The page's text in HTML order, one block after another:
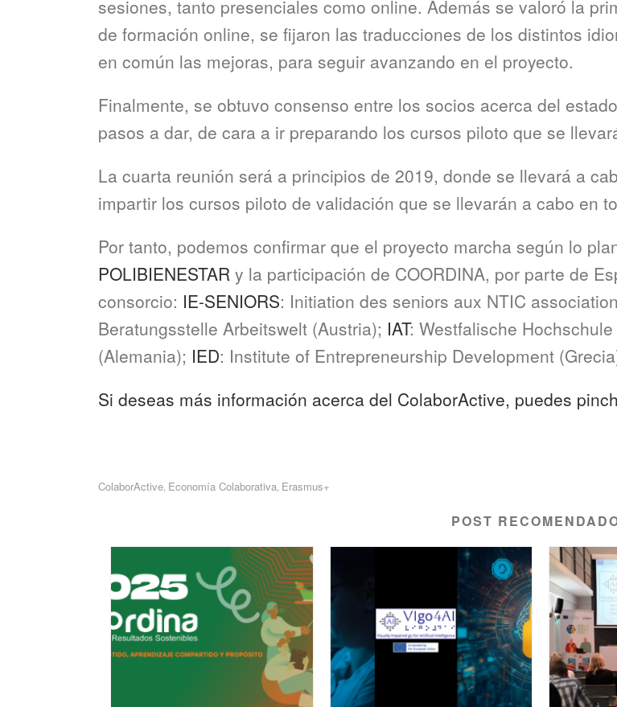
sesiones, tanto presenciales como online. Además se valoró la
de formación online, se fijaron las traducciones de los distintos
en común las mejoras, para seguir avanzando en el proyecto.
Finalmente, se obtuvo consenso entre los socios acerca del
pasos a dar, de cara a ir preparando los cursos piloto que se
La cuarta reunión será a principios de 2019, donde se llevará a
impartir los cursos piloto de validación que se llevarán a cabo en
Por tanto, podemos confirmar que el proyecto marcha según lo
POLIBIENESTAR y la participación de COORDINA, por parte de
consorcio: IE-SENIORS: Initiation des seniors aux NTIC
Beratungsstelle Arbeitswelt (Austria); IAT: Westfalische
(Alemania); IED: Institute of Entrepreneurship Development
Si deseas más información acerca del ColaborActive, puedes
ColaborActive Economía Colaborativa Erasmus+
POST